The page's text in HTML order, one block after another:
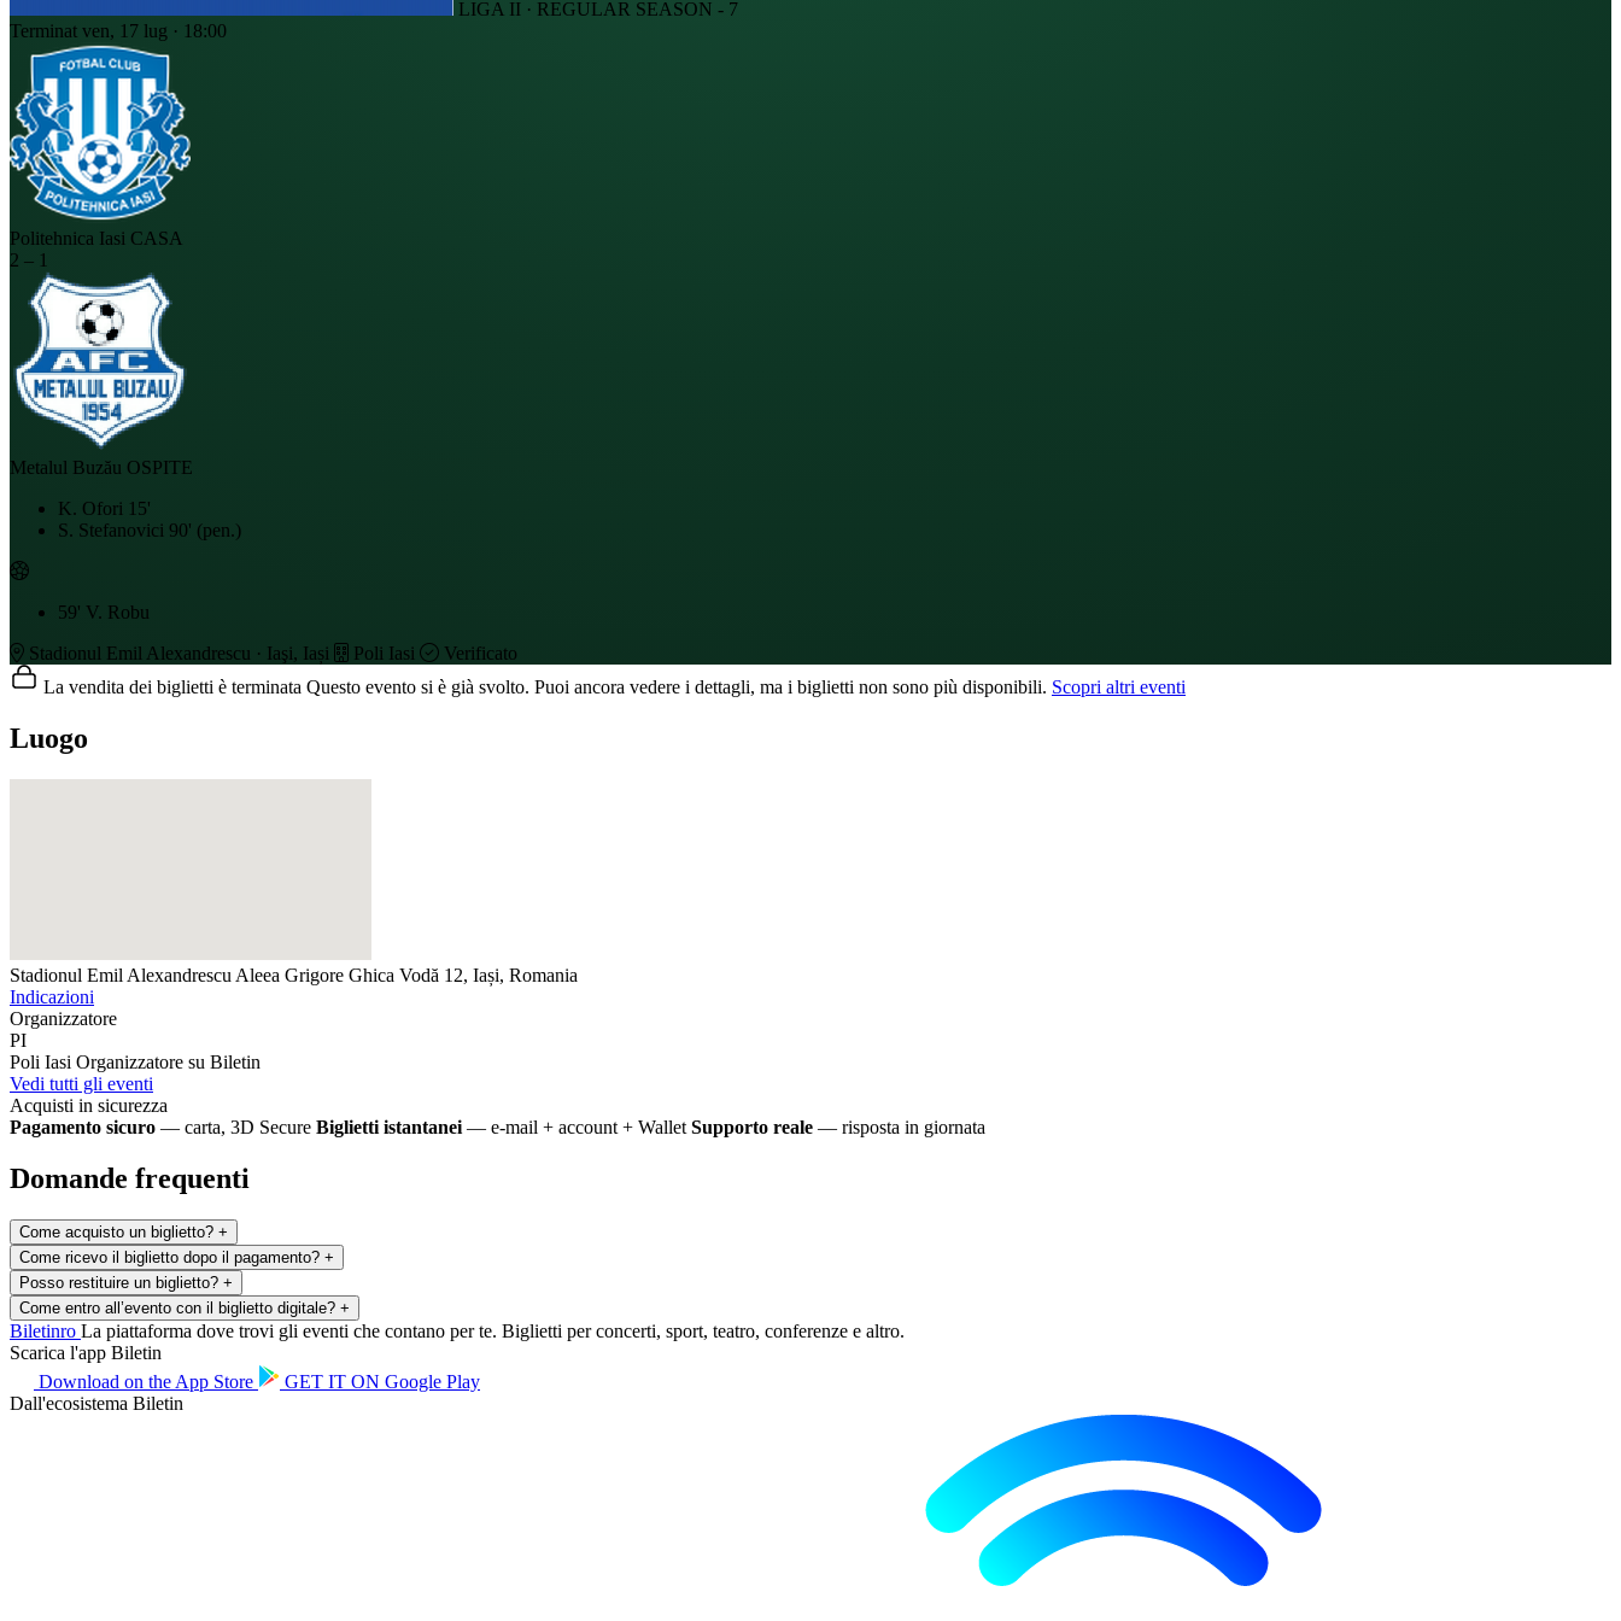
LIGA II · REGULAR SEASON - 7
Terminat ven, 17 lug · 18:00
Politehnica Iasi CASA
2 – 1
Metalul Buzău OSPITE
K. Ofori 15'
S. Stefanovici 90' (pen.)
59' V. Robu
Stadionul Emil Alexandrescu · Iaşi, Iași
Poli Iasi
Verificato
La vendita dei biglietti è terminata Questo evento si è già svolto. Puoi ancora vedere i dettagli, ma i biglietti non sono più disponibili. Scopri altri eventi
Luogo
Stadionul Emil Alexandrescu Aleea Grigore Ghica Vodă 12, Iași, Romania
Indicazioni
Organizzatore
PI
Poli Iasi Organizzatore su Biletin
Vedi tutti gli eventi
Acquisti in sicurezza
Pagamento sicuro — carta, 3D Secure Biglietti istantanei — e-mail + account + Wallet Supporto reale — risposta in giornata
Domande frequenti
Come acquisto un biglietto? +
Come ricevo il biglietto dopo il pagamento? +
Posso restituire un biglietto? +
Come entro all’evento con il biglietto digitale? +
Biletinro La piattaforma dove trovi gli eventi che contano per te. Biglietti per concerti, sport, teatro, conferenze e altro.
Scarica l'app Biletin
Download on the App Store GET IT ON Google Play
Dall'ecosistema Biletin